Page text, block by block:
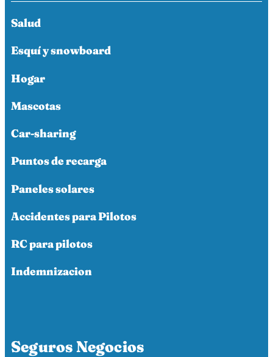
Salud
Esquí y snowboard
Hogar
Mascotas
Car-sharing
Puntos de recarga
Paneles solares
Accidentes para Pilotos
RC para pilotos
Indemnizacion
Seguros Negocios